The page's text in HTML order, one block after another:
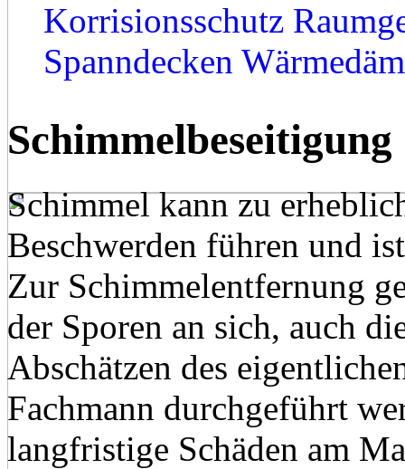
Korrisionsschutz
Spanndecken
Schimmelbeseitigung
Schimmel kann zu
Beschwerden führen und
Zur Schimmelentfernung
der Sporen an sich, auch
Abschätzen des
Fachmann durchgeführt
langfristige Schäden am